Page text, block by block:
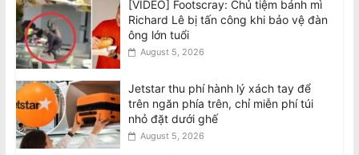
Jetstar thu phí hành lý xách tay để
trên ngăn phía trên, chỉ miễn phí túi
nhỏ đặt dưới ghế
Úc thúc đẩy đổi mới sáng tạo trong
lĩnh vực quốc phòng
August 5, 2026